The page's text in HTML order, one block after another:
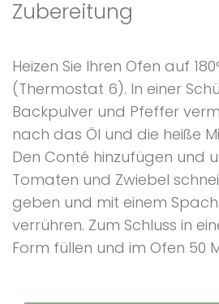
Zubereitung
Heizen Sie Ihren Ofen auf
(Thermostat 6). In einer
Backpulver und Pfeffer
nach das Öl und die heiße
Den Conté hinzufügen und
Tomaten und Zwiebel
geben und mit einem
verrühren. Zum Schluss in
Form füllen und im Ofen 50